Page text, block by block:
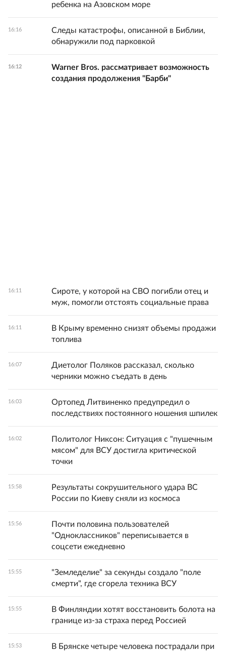
ребенка на Азовском море
16:16
Следы катастрофы, описанной в Библии,
обнаружили под парковкой
16:12
Warner Bros. рассматривает возможность
создания продолжения "Барби"
16:11
Сироте, у которой на СВО погибли отец и
муж, помогли отстоять социальные права
16:11
В Крыму временно снизят объемы продажи
топлива
16:07
Диетолог Поляков рассказал, сколько
черники можно съедать в день
16:03
Ортопед Литвиненко предупредил о
последствиях постоянного ношения шпилек
16:02
Политолог Никсон: Ситуация с "пушечным
мясом" для ВСУ достигла критической
точки
15:58
Результаты сокрушительного удара ВС
России по Киеву сняли из космоса
15:56
Почти половина пользователей
"Одноклассников" переписывается в
соцсети ежедневно
15:55
"Земледелие" за секунды создало "поле
смерти", где сгорела техника ВСУ
15:55
В Финляндии хотят восстановить болота на
границе из-за страха перед Россией
15:53
В Брянске четыре человека пострадали при